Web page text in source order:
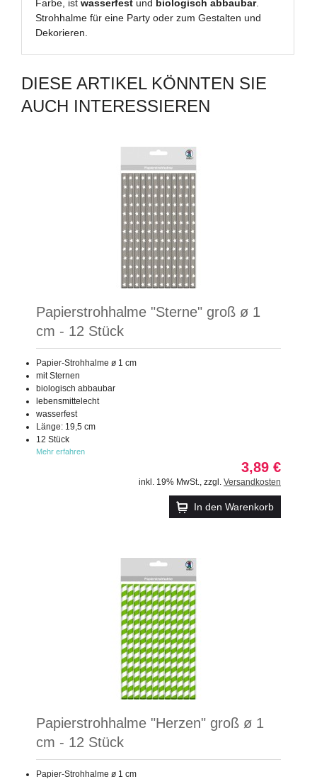
Farbe, istwasserfest und biologisch abbaubar.
Strohhalme für eine Party oder zum Gestalten und
Dekorieren.
DIESE ARTIKEL KÖNNTEN SIE
AUCH INTERESSIEREN
Papierstrohhalme "Sterne" groß ø 1
cm - 12 Stück
Papier-Strohhalme ø 1 cm
mit Sternen
biologisch abbaubar
lebensmittelecht
wasserfest
Länge: 19,5 cm
12 Stück
Mehr erfahren
3,89 €
inkl. 19% MwSt., zzgl. Versandkosten
In den Warenkorb
Papierstrohhalme "Herzen" groß ø 1
cm - 12 Stück
Papier-Strohhalme ø 1 cm